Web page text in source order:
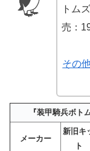
トム
売：
その
『装甲騎兵ボト
メーカー
新旧キ
ト